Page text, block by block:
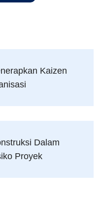
Kaizen
Dalam
Proyek